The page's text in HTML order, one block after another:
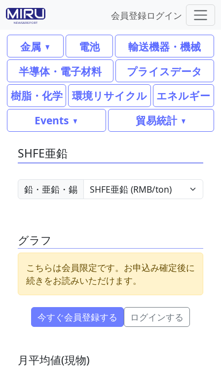
会員登録ログイン
金属 電池
輸送機器・機械
半導体・電子材料
プライスデータ
樹脂・化学
環境リサイクル
エネルギー
Events
貿易統計
SHFE亜鉛
鉛・亜鉛・錫
グラフ
こちらは会員限定です。お申込み確定後に
続きをお読みいただけます。
今すぐ会員登録する ログインする
月平均値(現物)